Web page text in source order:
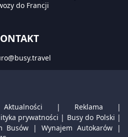
do Francji
Aktualności | Reklama |
prywatności | Busy do Polski |
Busów |Wynajem Autokarów |